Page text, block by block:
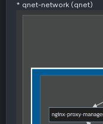
* qnet-network (qnet)